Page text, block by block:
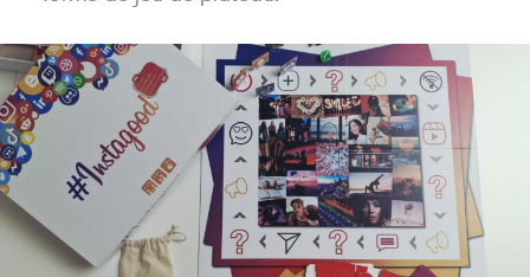
Points-relais Écoles
Publications Bons plans
Kots Jobs